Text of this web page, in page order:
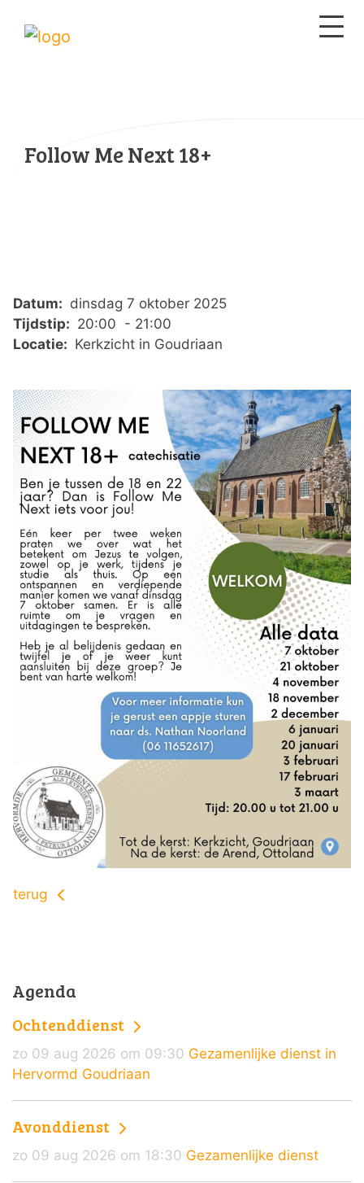
Follow Me Next 18+
Datum: dinsdag 7 oktober 2025
Tijdstip: 20:00 - 21:00
Locatie: Kerkzicht in Goudriaan
terug
Agenda
Ochtenddienst
zo 09 aug 2026 om 09:30 Gezamenlijke dienst in
Hervormd Goudriaan
Avonddienst
zo 09 aug 2026 om 18:30 Gezamenlijke dienst